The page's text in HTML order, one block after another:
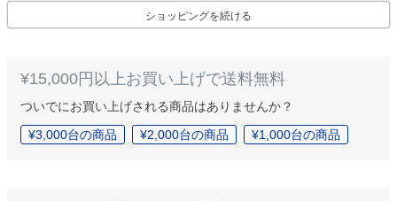
ショッピングを続ける
¥15,000円以上お買い上げで送料無料
ついでにお買い上げされる商品はありませんか？
¥3,000台の商品
¥2,000台の商品 ¥1,000台の商品